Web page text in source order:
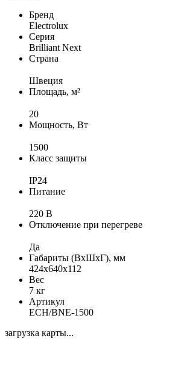
Бренд
Electrolux
Серия
Brilliant Next
Страна
Швеция
Площадь, м²
20
Мощность, Вт
1500
Класс защиты
IP24
Питание
220 В
Отключение при перегреве
Да
Габариты (ВхШхГ), мм
424х640х112
Вес
7 кг
Артикул
ECH/BNE-1500
загрузка карты...